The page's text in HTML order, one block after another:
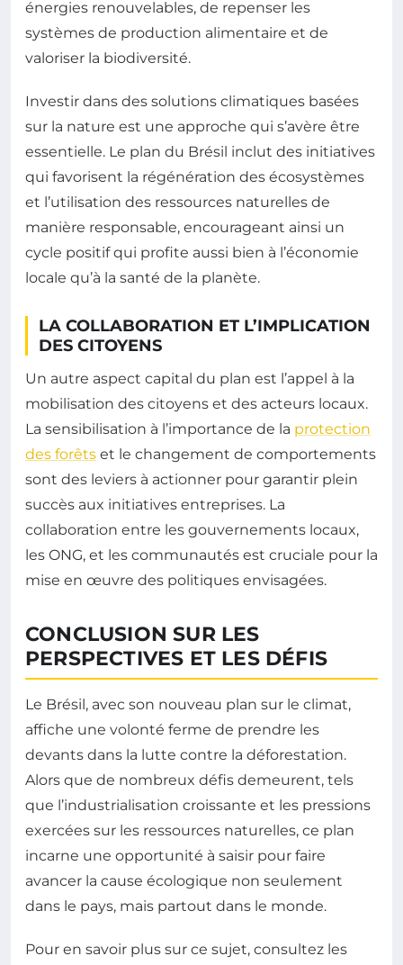
énergies renouvelables, de repenser les
systèmes de production alimentaire et de
valoriser la biodiversité.
Investir dans des solutions climatiques basées
sur la nature est une approche qui s’avère être
essentielle. Le plan du Brésil inclut des initiatives
qui favorisent la régénération des écosystèmes
et l’utilisation des ressources naturelles de
manière responsable, encourageant ainsi un
cycle positif qui profite aussi bien à l’économie
locale qu’à la santé de la planète.
LA COLLABORATION ET L’IMPLICATION
DES CITOYENS
Un autre aspect capital du plan est l’appel à la
mobilisation des citoyens et des acteurs locaux.
La sensibilisation à l’importance de la protection
des forêts et le changement de comportements
sont des leviers à actionner pour garantir plein
succès aux initiatives entreprises. La
collaboration entre les gouvernements locaux,
les ONG, et les communautés est cruciale pour la
mise en œuvre des politiques envisagées.
CONCLUSION SUR LES
PERSPECTIVES ET LES DÉFIS
Le Brésil, avec son nouveau plan sur le climat,
affiche une volonté ferme de prendre les
devants dans la lutte contre la déforestation.
Alors que de nombreux défis demeurent, tels
que l’industrialisation croissante et les pressions
exercées sur les ressources naturelles, ce plan
incarne une opportunité à saisir pour faire
avancer la cause écologique non seulement
dans le pays, mais partout dans le monde.
Pour en savoir plus sur ce sujet, consultez les